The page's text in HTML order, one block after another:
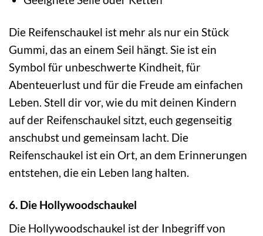
Die Reifenschaukel ist mehr als nur ein Stück
Gummi, das an einem Seil hängt. Sie ist ein
Symbol für unbeschwerte Kindheit, für
Abenteuerlust und für die Freude am einfachen
Leben. Stell dir vor, wie du mit deinen Kindern
auf der Reifenschaukel sitzt, euch gegenseitig
anschubst und gemeinsam lacht. Die
Reifenschaukel ist ein Ort, an dem Erinnerungen
entstehen, die ein Leben lang halten.
6. Die Hollywoodschaukel
Die Hollywoodschaukel ist der Inbegriff von